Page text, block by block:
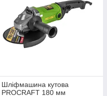
Шліфмашина кутова
PROCRAFT 180 мм